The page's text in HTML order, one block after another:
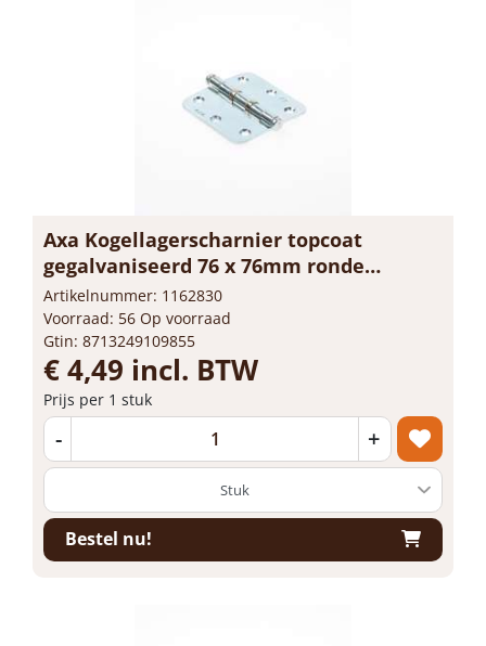
Axa Kogellagerscharnier topcoat
gegalvaniseerd 76 x 76mm ronde
hoeken 1533-24-23/E
Artikelnummer: 1162830
Voorraad: 56 Op voorraad
Gtin: 8713249109855
€ 4,49 incl. BTW
Prijs per 1 stuk
- +
Bestel nu!